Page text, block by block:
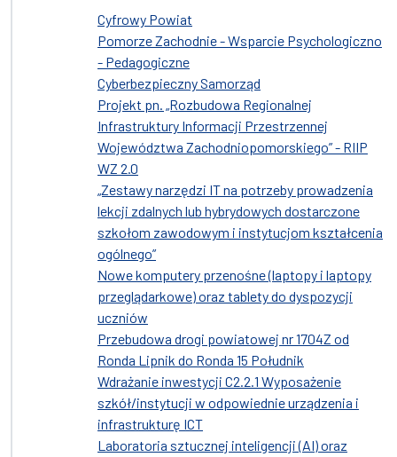
Cyfrowy Powiat
Pomorze Zachodnie - Wsparcie Psychologiczno
- Pedagogiczne
Cyberbezpieczny Samorząd
Projekt pn. „Rozbudowa Regionalnej
Infrastruktury Informacji Przestrzennej
Województwa Zachodniopomorskiego” - RIIP
WZ 2.0
„Zestawy narzędzi IT na potrzeby prowadzenia
lekcji zdalnych lub hybrydowych dostarczone
szkołom zawodowym i instytucjom kształcenia
ogólnego”
Nowe komputery przenośne (laptopy i laptopy
przeglądarkowe) oraz tablety do dyspozycji
uczniów
Przebudowa drogi powiatowej nr 1704Z od
Ronda Lipnik do Ronda 15 Południk
Wdrażanie inwestycji C2.2.1 Wyposażenie
szkół/instytucji w odpowiednie urządzenia i
infrastrukturę ICT
Laboratoria sztucznej inteligencji (AI) oraz